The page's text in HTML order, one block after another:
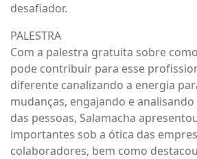
desafiador.
PALESTRA
Com a palestra gratuita sobre
pode contribuir para esse
diferente canalizando a energia
mudanças, engajando e
das pessoas, Salamacha
importantes sob a ótica das
colaboradores, bem como